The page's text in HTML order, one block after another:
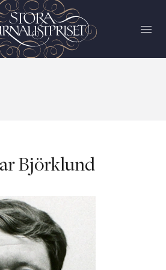
Björklund